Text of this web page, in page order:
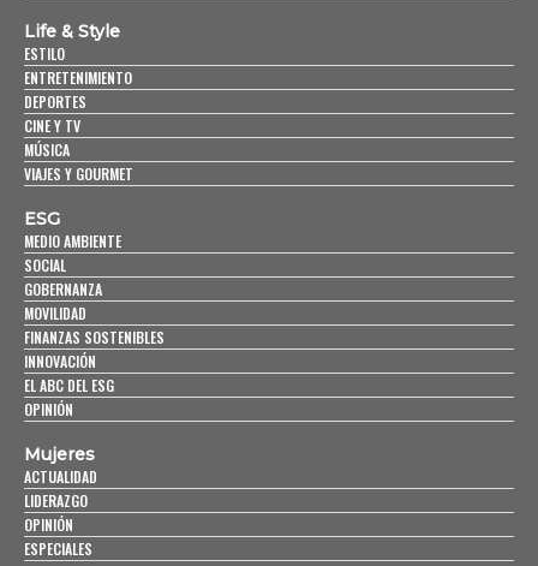
Life & Style
ESTILO
ENTRETENIMIENTO
DEPORTES
CINE Y TV
MÚSICA
VIAJES Y GOURMET
ESG
MEDIO AMBIENTE
SOCIAL
GOBERNANZA
MOVILIDAD
FINANZAS SOSTENIBLES
INNOVACIÓN
EL ABC DEL ESG
OPINIÓN
Mujeres
ACTUALIDAD
LIDERAZGO
OPINIÓN
ESPECIALES